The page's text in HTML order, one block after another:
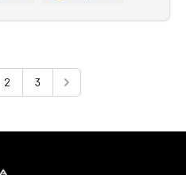
2 3
Next